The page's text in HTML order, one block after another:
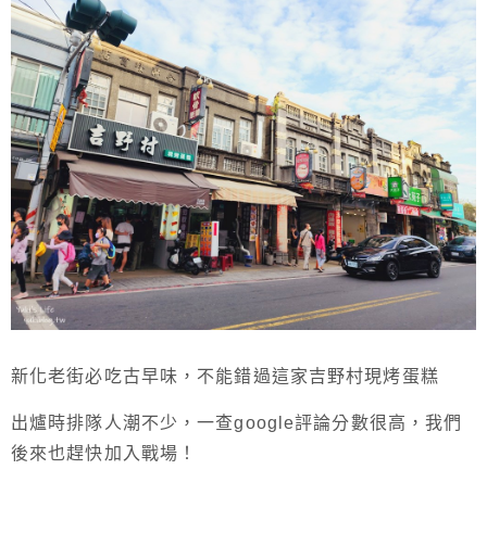
新化老街必吃古早味，不能錯過這家吉野村現烤蛋糕
出爐時排隊人潮不少，一查google評論分數很高，我們
後來也趕快加入戰場！